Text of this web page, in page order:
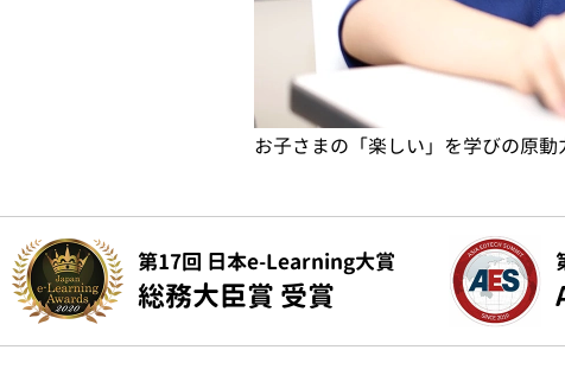
お子さまの「楽しい」を学びの原動
第17回 日本e-Learning大賞
総務大臣賞 受賞